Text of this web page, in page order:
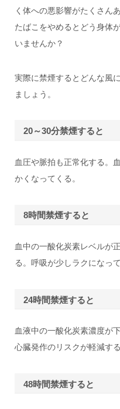
く体への悪影響がたくさん
たばこをやめるとどう身体
いませんか？
実際に禁煙するとどんな風
ましょう。
20～30分禁煙すると
血圧や脈拍も正常化する。
かくなってくる。
8時間禁煙すると
血中の一酸化炭素レベルが
る。呼吸が少しラクになって
24時間禁煙すると
血液中の一酸化炭素濃度が
心臓発作のリスクが軽減する
48時間禁煙すると